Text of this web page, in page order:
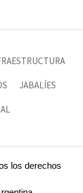
JABALÍES
los derechos